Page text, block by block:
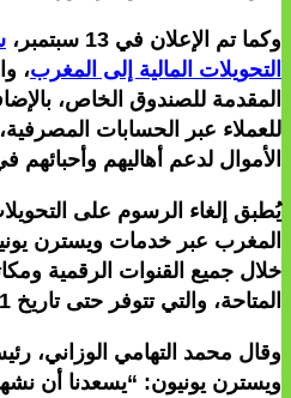
وكما تم الإعلان في 13 سبتمبر،
التحويلات المالية إلى المغرب،
المقدمة للصندوق الخاص،
للعملاء عبر الحسابات
الأموال لدعم أهاليهم
يُطبق إلغاء الرسوم على
المغرب عبر خدمات ويسترن
خلال جميع القنوات الرقمية
المتاحة، والتي تتوفر حتى تاريخ 11 أكتوبر 2023.
وقال محمد التهامي الوزاني،
ويسترن يونيون: “يسعدنا أن